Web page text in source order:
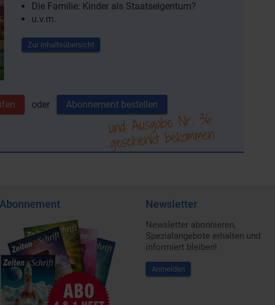
Die Familie: Kinder als Staatseigentum?
u.v.m.
Zur Inhaltsübersicht
oder Abonnement bestellen
und Ausgabe Nr. 36
geschenkt bekommen
Abonnement Newsletter
Newsletter abonnieren,
Spezialangebote erhalten und
informiert bleiben!
Anmelden